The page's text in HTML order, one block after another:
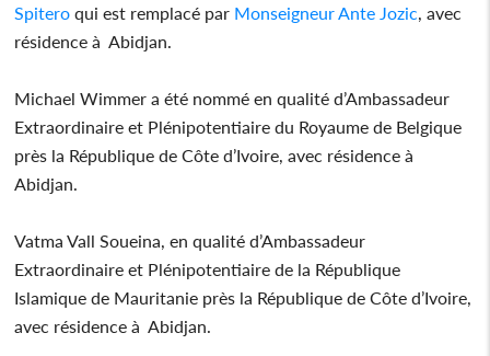
Spitero qui est remplacé par Monseigneur Ante Jozic , avec
résidence à Abidjan.
Michael Wimmer a été nommé en qualité d’Ambassadeur
Extraordinaire et Plénipotentiaire du Royaume de Belgique
près la République de Côte d’Ivoire, avec résidence à
Abidjan.
Vatma Vall Soueina, en qualité d’Ambassadeur
Extraordinaire et Plénipotentiaire de la République
Islamique de Mauritanie près la République de Côte d’Ivoire,
avec résidence à Abidjan.